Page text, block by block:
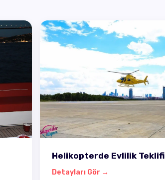
Helikopterde Evlilik Teklifi
Detayları Gör →